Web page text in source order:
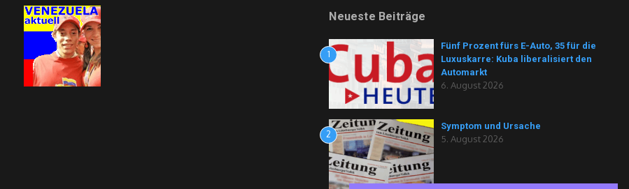
Neueste Beiträge
1
Fünf Prozent fürs E-Auto, 35 für die
Luxuskarre: Kuba liberalisiert den
Automarkt
6. August 2026
2
Symptom und Ursache
5. August 2026